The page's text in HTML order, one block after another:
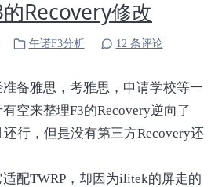
Recovery修改
午诺F3分析 12 条评论
备雅思，考雅思，申请学校等一
空来整理F3的Recovery逆向了
行，但是没有第三方Recovery还
配TWRP，却因为ilitek的屏走的